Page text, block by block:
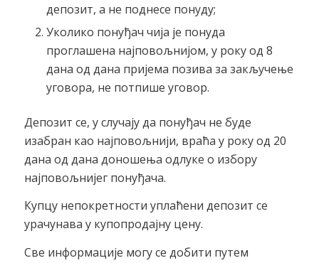
депозит, а не поднесе понуду;
Уколико понуђач чија је понуда
проглашена најповољнијом, у року од 8
дана од дана пријема позива за закључење
уговора, не потпише уговор.
Депозит се, у случају да понуђач не буде
изабран као најповољнији, враћа у року од 20
дана од дана доношења одлуке о избору
најповољнијег понуђача.
Купцу непокретности уплаћени депозит се
урачунава у купопродајну цену.
Све информације могу се добити путем